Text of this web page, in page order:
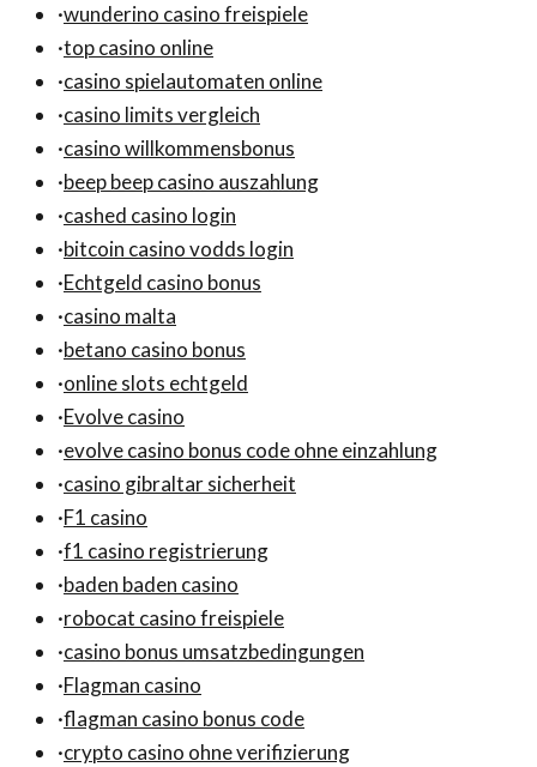
·wunderino casino freispiele
·top casino online
·casino spielautomaten online
·casino limits vergleich
·casino willkommensbonus
·beep beep casino auszahlung
·cashed casino login
·bitcoin casino vodds login
·Echtgeld casino bonus
·casino malta
·betano casino bonus
·online slots echtgeld
·Evolve casino
·evolve casino bonus code ohne einzahlung
·casino gibraltar sicherheit
·F1 casino
·f1 casino registrierung
·baden baden casino
·robocat casino freispiele
·casino bonus umsatzbedingungen
·Flagman casino
·flagman casino bonus code
·crypto casino ohne verifizierung